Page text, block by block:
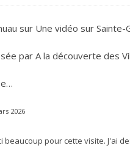
sur Une vidéo sur Sainte-
par A la découverte des
2026
beaucoup pour cette visite. J'ai